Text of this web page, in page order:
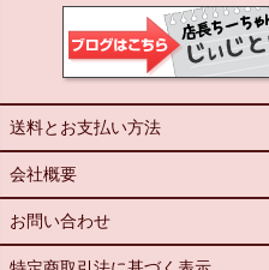
送料とお支払い方法
会社概要
お問い合わせ